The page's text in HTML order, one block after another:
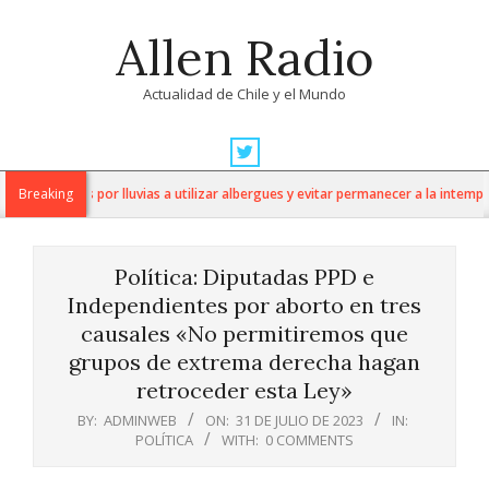
Allen Radio
Actualidad de Chile y el Mundo
Navigation
MenuBreaking
afectados por lluvias a utilizar albergues y evitar permanecer a la
Política: Diputadas PPD e
Independientes por aborto en tres
causales «No permitiremos que
grupos de extrema derecha hagan
retroceder esta Ley»
BY: ADMINWEB ON: 31 DE JULIO DE 2023
IN:
POLÍTICA
WITH: 0 COMMENTS